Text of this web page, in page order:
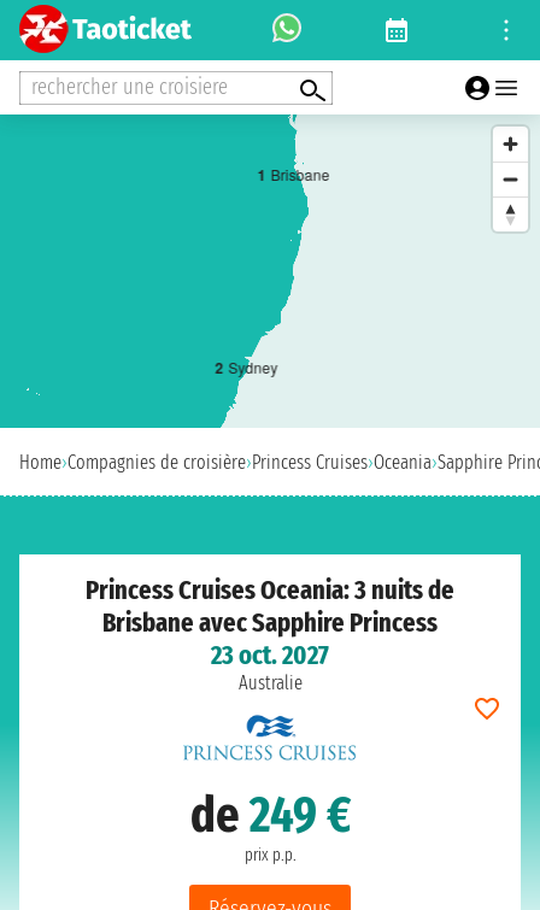
rechercher une croisiere
1 Brisbane
2 Sydney
Home›Compagnies de croisière›Princess Cruises›Oceania›Sapphire
Princess Cruises Oceania: 3 nuits de
Brisbane avec Sapphire Princess
23 oct. 2027
Australie
de249 €
prix p.p.